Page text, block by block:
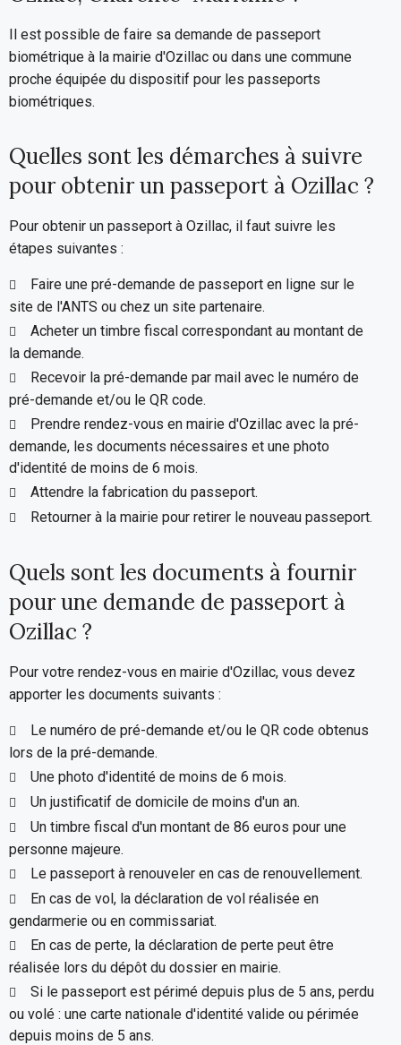
Il est possible de faire sa demande de passeport
biométrique à la mairie d'Ozillac ou dans une commune
proche équipée du dispositif pour les passeports
biométriques.
Quelles sont les démarches à suivre
pour obtenir un passeport à Ozillac ?
Pour obtenir un passeport à Ozillac, il faut suivre les
étapes suivantes :
Faire une pré-demande de passeport en ligne sur le
site de l'ANTS ou chez un site partenaire.
Acheter un timbre fiscal correspondant au montant de
la demande.
Recevoir la pré-demande par mail avec le numéro de
pré-demande et/ou le QR code.
Prendre rendez-vous en mairie d'Ozillac avec la pré-
demande, les documents nécessaires et une photo
d'identité de moins de 6 mois.
Attendre la fabrication du passeport.
Retourner à la mairie pour retirer le nouveau passeport.
Quels sont les documents à fournir
pour une demande de passeport à
Ozillac ?
Pour votre rendez-vous en mairie d'Ozillac, vous devez
apporter les documents suivants :
Le numéro de pré-demande et/ou le QR code obtenus
lors de la pré-demande.
Une photo d'identité de moins de 6 mois.
Un justificatif de domicile de moins d'un an.
Un timbre fiscal d'un montant de 86 euros pour une
personne majeure.
Le passeport à renouveler en cas de renouvellement.
En cas de vol, la déclaration de vol réalisée en
gendarmerie ou en commissariat.
En cas de perte, la déclaration de perte peut être
réalisée lors du dépôt du dossier en mairie.
Si le passeport est périmé depuis plus de 5 ans, perdu
ou volé : une carte nationale d'identité valide ou périmée
depuis moins de 5 ans.